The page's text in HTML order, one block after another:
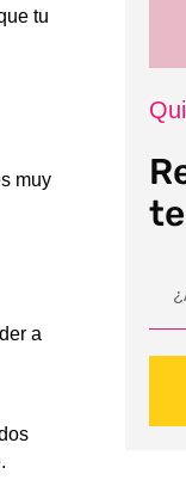
tu
muy
a